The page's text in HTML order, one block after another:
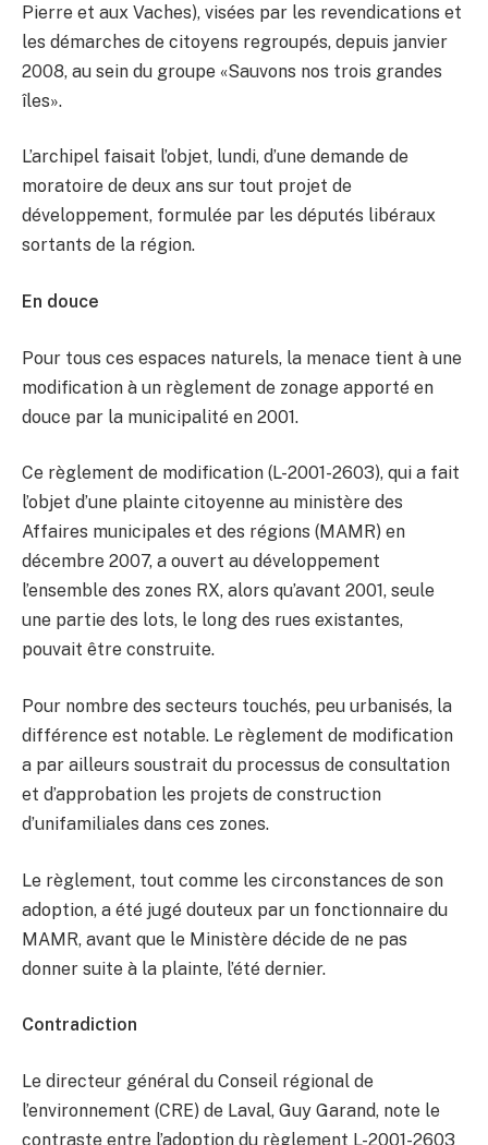
Pierre et aux Vaches), visées par les revendications et
les démarches de citoyens regroupés, depuis janvier
2008, au sein du groupe «Sauvons nos trois grandes
îles».
L’archipel faisait l’objet, lundi, d’une demande de
moratoire de deux ans sur tout projet de
développement, formulée par les députés libéraux
sortants de la région.
En douce
Pour tous ces espaces naturels, la menace tient à une
modification à un règlement de zonage apporté en
douce par la municipalité en 2001.
Ce règlement de modification (L-2001-2603), qui a fait
l’objet d’une plainte citoyenne au ministère des
Affaires municipales et des régions (MAMR) en
décembre 2007, a ouvert au développement
l’ensemble des zones RX, alors qu’avant 2001, seule
une partie des lots, le long des rues existantes,
pouvait être construite.
Pour nombre des secteurs touchés, peu urbanisés, la
différence est notable. Le règlement de modification
a par ailleurs soustrait du processus de consultation
et d’approbation les projets de construction
d’unifamiliales dans ces zones.
Le règlement, tout comme les circonstances de son
adoption, a été jugé douteux par un fonctionnaire du
MAMR, avant que le Ministère décide de ne pas
donner suite à la plainte, l’été dernier.
Contradiction
Le directeur général du Conseil régional de
l’environnement (CRE) de Laval, Guy Garand, note le
contraste entre l’adoption du règlement L-2001-2603